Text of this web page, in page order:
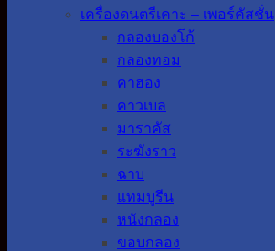
เครื่องดนตรีเคาะ – เพอร์คัสชั่น
กลองบองโก้
กลองทอม
คาฮอง
คาวเบล
มาราคัส
ระฆังราว
ฉาบ
แทมบูรีน
หนังกลอง
ขอบกลอง